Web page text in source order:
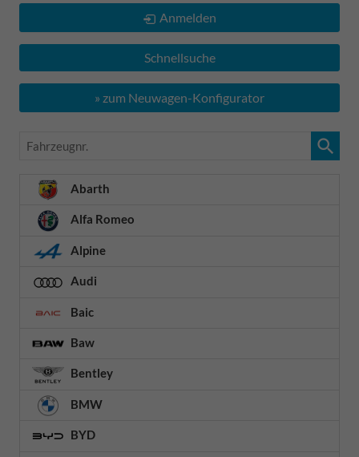
Anmelden
Schnellsuche
» zum Neuwagen-Konfigurator
Fahrzeugnr.
Abarth
Alfa Romeo
Alpine
Audi
Baic
Baw
Bentley
BMW
BYD